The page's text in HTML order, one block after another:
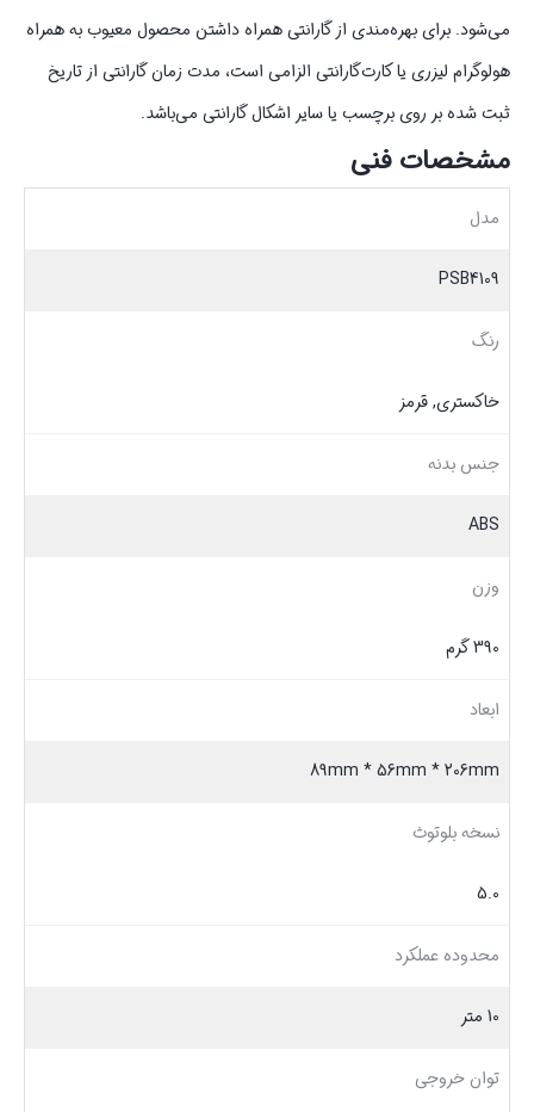
می‌شود. برای بهره‌مندی از گارانتی همراه داشتن محصول معیوب به همراه
هولوگرام لیزری یا کارت‌گارانتی الزامی است، مدت زمان گارانتی از تاریخ
ثبت شده بر روی برچسب یا سایر اشکال گارانتی می‌باشد.
مشخصات فنی
مدل
PSB4109
رنگ
خاکستری, قرمز
جنس بدنه
ABS
وزن
390 گرم
ابعاد
89mm * 56mm * 206mm
نسخه بلوتوث
5.0
محدوده عملکرد
10 متر
توان خروجی